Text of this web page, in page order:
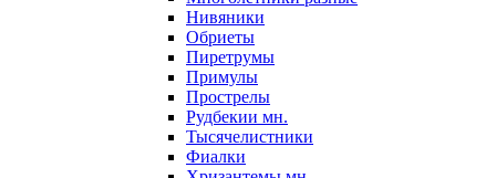
Нивяники
Обриеты
Пиретрумы
Примулы
Прострелы
Рудбекии мн.
Тысячелистники
Фиалки